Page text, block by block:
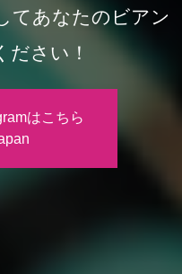
てあなたのビアン
ださい！
はこちら